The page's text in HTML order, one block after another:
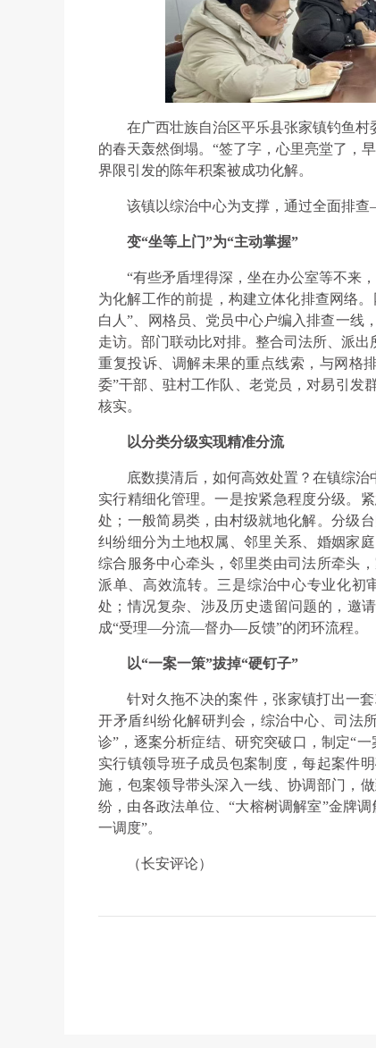
在广西壮族自治区平乐县张家镇钓鱼村
的春天轰然倒塌。“签了字，心里亮堂了，
界限引发的陈年积案被成功化解。
该镇以综治中心为支撑，通过全面排
变“坐等上门”为“主动掌握”
“有些矛盾埋得深，坐在办公室等不来
为化解工作的前提，构建立体化排查网络
白人”、网格员、党员中心户编入排查一线
走访。部门联动比对排。整合司法所、派
重复投诉、调解未果的重点线索，与网格
委”干部、驻村工作队、老党员，对易引发
核实。
以分类分级实现精准分流
底数摸清后，如何高效处置？在镇综
实行精细化管理。一是按紧急程度分级。
处；一般简易类，由村级就地化解。分级
纠纷细分为土地权属、邻里关系、婚姻家
综合服务中心牵头，邻里类由司法所牵头
派单、高效流转。三是综治中心专业化初
处；情况复杂、涉及历史遗留问题的，邀
成“受理—分流—督办—反馈”的闭环流程。
以“一案一策”拔掉“硬钉子”
针对久拖不决的案件，张家镇打出一
开矛盾纠纷化解研判会，综治中心、司法
诊”，逐案分析症结、研究突破口，制定“
实行镇领导班子成员包案制度，每起案件
施，包案领导带头深入一线、协调部门，
纷，由各政法单位、“大榕树调解室”金牌
一调度”。
（长安评论）